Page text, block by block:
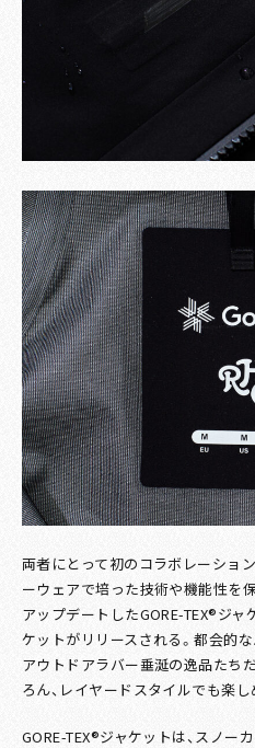
両者にとって初のコラボレーショ
ーウェアで培った技術や機能性を
アップデートしたGORE-TEX®ジャ
ケットがリリースされる。都会的
アウトドアラバー垂涎の逸品たち
ろん、レイヤードスタイルでも楽し
GORE-TEX®ジャケットは、スノー